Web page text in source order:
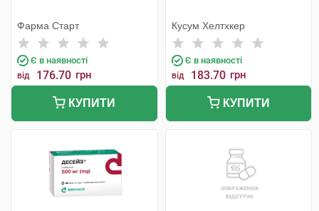
Фарма Старт
Є в наявності
від 176.70 грн
КУПИТИ
Кусум Хелтхкер
Є в наявності
від 183.70 грн
КУПИТИ